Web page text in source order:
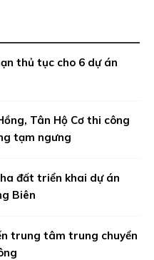
thủ tục cho 6 dự án
Tân Hộ Cơ thi công
tạm ngưng
đất triển khai dự án
Biên
trung tâm trung chuyển